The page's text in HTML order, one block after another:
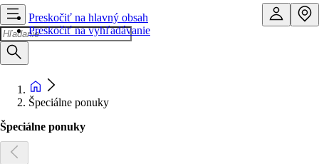
Preskočiť na hlavný obsah
Preskočiť na vyhľadávanie
Špeciálne ponuky
Špeciálne ponuky